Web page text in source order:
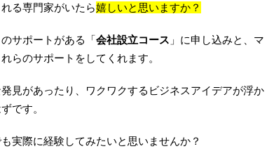
る専門家がいたら嬉しいと思いますか？
サポートがある「会社設立コース 」に申し込みと、マ
らのサポートをしてくれます。
見があったり、ワクワクするビジネスアイデアが浮か
です。
実際に経験してみたいと思いませんか？